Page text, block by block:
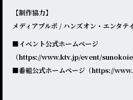
【制作協力】
メディアプルポ / ハンズオン・エンタテ
■イベント公式ホームページ
（https://www.ktv.jp/event/
■番組公式ホームページ（https://